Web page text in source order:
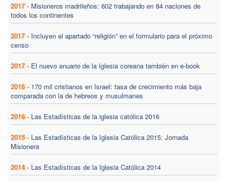
2017 - Misioneros madrileños: 602 trabajando en 84 naciones de
todos los continentes
2017 - Incluyen el apartado “religión” en el formulario para el próximo
censo
2017 - El nuevo anuario de la Iglesia coreana también en e-book
2016 - 170 mil cristianos en Israel: tasa de crecimiento más baja
comparada con la de hebreos y musulmanes
2016 - Las Estadísticas de la iglesia católica 2016
2015 - Las Estadísticas de la Iglesia Católica 2015: Jornada
Misionera
2014 - Las Estadísticas de la Iglesia Católica 2014